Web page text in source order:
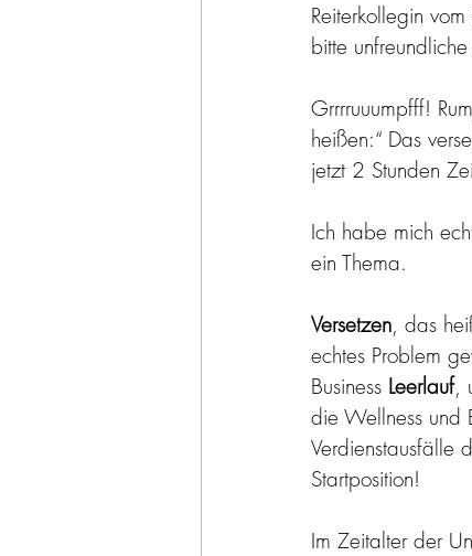
Reiterkollegin
bitte
Grrrruuumpfff!
heißen:“ Das
jetzt 2 Stunden
Ich habe mich
ein Thema.
Versetzen, das
echtes Problem
Business Leerlauf,
die Wellness und
Verdienstausfälle
Startposition!
Im Zeitalter der